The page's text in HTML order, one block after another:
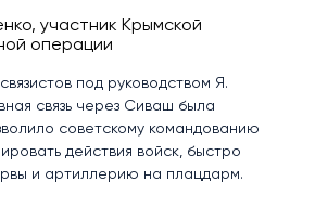
участник Крымской
операции
под руководством Я.
связь через Сиваш была
советскому командованию
действия войск, быстро
и артиллерию на плацдарм.